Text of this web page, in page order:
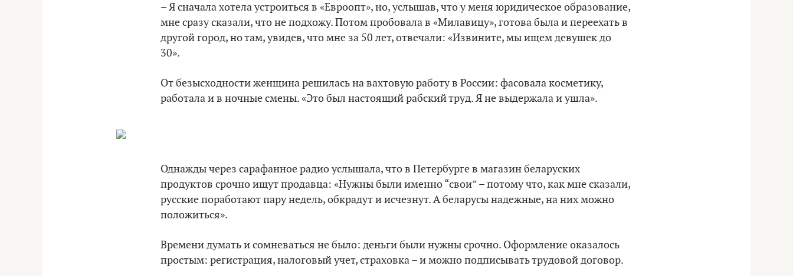
– Я сначала хотела устроиться в «Евроопт», но, услышав, что у меня юридическое образование,
мне сразу сказали, что не подхожу. Потом пробовала в «Милавицу», готова была и переехать в
другой город, но там, увидев, что мне за 50 лет, отвечали: «Извините, мы ищем девушек до
30».
От безысходности женщина решилась на вахтовую работу в России: фасовала косметику,
работала и в ночные смены. «Это был настоящий рабский труд. Я не выдержала и ушла».
Однажды через сарафанное радио услышала, что в Петербурге в магазин беларуских
продуктов срочно ищут продавца: «Нужны были именно “свои” – потому что, как мне сказали,
русские поработают пару недель, обкрадут и исчезнут. А беларусы надежные, на них можно
положиться».
Времени думать и сомневаться не было: деньги были нужны срочно. Оформление оказалось
простым: регистрация, налоговый учет, страховка – и можно подписывать трудовой договор.